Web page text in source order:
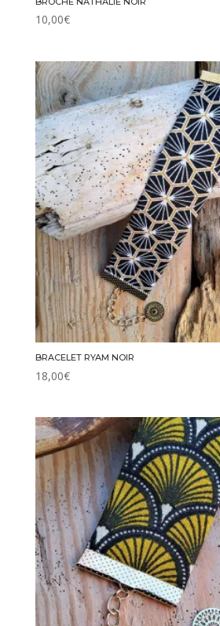
10,00€
BRACELET RYAM NOIR
18,00€